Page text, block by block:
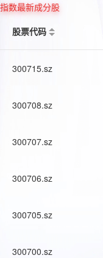
指数最新成分股
股票代码
300715.sz
300708.sz
300707.sz
300706.sz
300705.sz
300700.sz